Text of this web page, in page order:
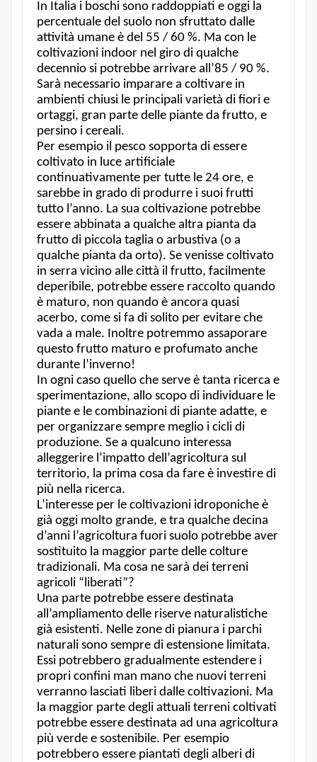
In Italia i boschi sono raddoppiati e oggi la
percentuale del suolo non sfruttato dalle
attività umane è del 55 / 60 %. Ma con le
coltivazioni indoor nel giro di qualche
decennio si potrebbe arrivare all’85 / 90 %.
Sarà necessario imparare a coltivare in
ambienti chiusi le principali varietà di fiori e
ortaggi, gran parte delle piante da frutto, e
persino i cereali.
Per esempio il pesco sopporta di essere
coltivato in luce artificiale
continuativamente per tutte le 24 ore, e
sarebbe in grado di produrre i suoi frutti
tutto l’anno. La sua coltivazione potrebbe
essere abbinata a qualche altra pianta da
frutto di piccola taglia o arbustiva (o a
qualche pianta da orto). Se venisse coltivato
in serra vicino alle città il frutto, facilmente
deperibile, potrebbe essere raccolto quando
è maturo, non quando è ancora quasi
acerbo, come si fa di solito per evitare che
vada a male. Inoltre potremmo assaporare
questo frutto maturo e profumato anche
durante l’inverno!
In ogni caso quello che serve è tanta ricerca e
sperimentazione, allo scopo di individuare le
piante e le combinazioni di piante adatte, e
per organizzare sempre meglio i cicli di
produzione. Se a qualcuno interessa
alleggerire l’impatto dell’agricoltura sul
territorio, la prima cosa da fare è investire di
più nella ricerca.
L’interesse per le coltivazioni idroponiche è
già oggi molto grande, e tra qualche decina
d’anni l’agricoltura fuori suolo potrebbe aver
sostituito la maggior parte delle colture
tradizionali. Ma cosa ne sarà dei terreni
agricoli “liberati”?
Una parte potrebbe essere destinata
all’ampliamento delle riserve naturalistiche
già esistenti. Nelle zone di pianura i parchi
naturali sono sempre di estensione limitata.
Essi potrebbero gradualmente estendere i
propri confini man mano che nuovi terreni
verranno lasciati liberi dalle coltivazioni. Ma
la maggior parte degli attuali terreni coltivati
potrebbe essere destinata ad una agricoltura
più verde e sostenibile. Per esempio
potrebbero essere piantati degli alberi di